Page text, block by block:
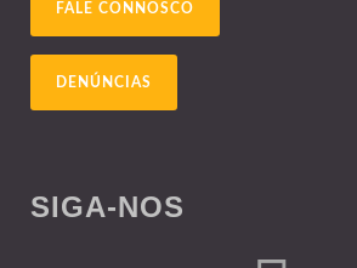
FALE CONNOSCO
DENÚNCIAS
SIGA-NOS